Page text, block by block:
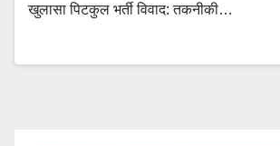
खुलासा पिटकुल भर्ती विवाद: तकनीकी…